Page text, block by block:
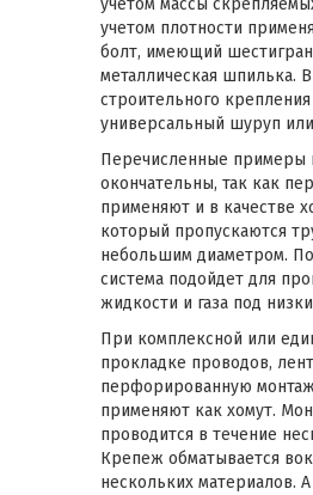
учетом массы
учетом плотности
болт, имеющий
металлическая шпилька.
строительного
универсальный шуруп
Перечисленные примеры
окончательны, так как
применяют и в качестве
который пропускаются
небольшим диаметром.
система подойдет для
жидкости и газа под
При комплексной или
прокладке проводов,
перфорированную
применяют как хомут.
проводится в течение
Крепеж обматывается
нескольких материалов.